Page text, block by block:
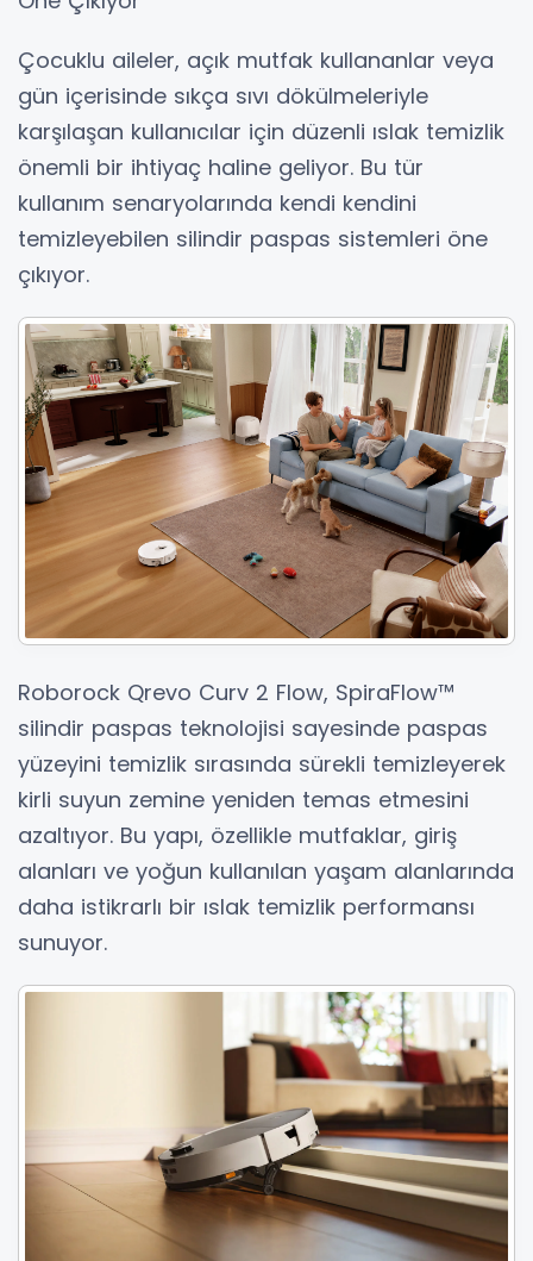
Çocuklu aileler, açık mutfak kullananlar veya
gün içerisinde sıkça sıvı dökülmeleriyle
karşılaşan kullanıcılar için düzenli ıslak temizlik
önemli bir ihtiyaç haline geliyor. Bu tür
kullanım senaryolarında kendi kendini
temizleyebilen silindir paspas sistemleri öne
çıkıyor.
Roborock Qrevo Curv 2 Flow, SpiraFlow™
silindir paspas teknolojisi sayesinde paspas
yüzeyini temizlik sırasında sürekli temizleyerek
kirli suyun zemine yeniden temas etmesini
azaltıyor. Bu yapı, özellikle mutfaklar, giriş
alanları ve yoğun kullanılan yaşam alanlarında
daha istikrarlı bir ıslak temizlik performansı
sunuyor.